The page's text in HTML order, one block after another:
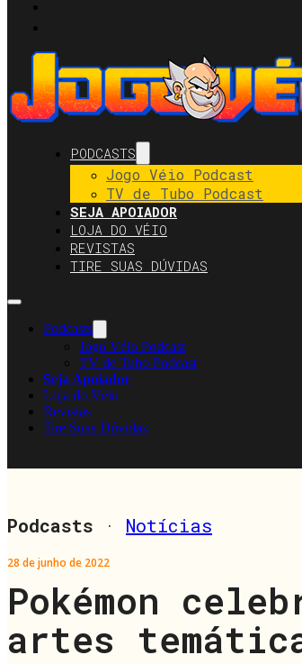
PODCASTS
Jogo Véio Podcast
TV de Tubo Podcast
SEJA APOIADOR
LOJA DO VÉIO
REVISTAS
TIRE SUAS DÚVIDAS
Podcasts
Jogo Véio Podcast
TV de Tubo Podcast
Seja Apoiador
Loja do Véio
Revistas
Tire Suas Dúvidas
Podcasts · Notícias
28 de junho de 2022
Pokémon
artes